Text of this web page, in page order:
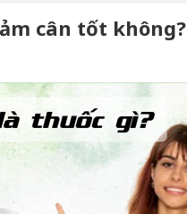
cân tốt không?